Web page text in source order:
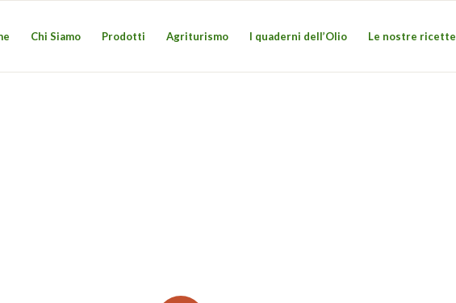
Chi Siamo Prodotti Agriturismo I quaderni dell’Olio Le nostre ricette